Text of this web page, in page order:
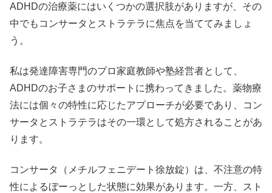
ADHDの治療薬にはいくつかの選択肢がありますが、その
中でもコンサータとストラテラに焦点を当ててみましょ
う。
私は発達障害専門のプロ家庭教師や塾経営者として、
ADHDのお子さまのサポートに携わってきました。薬物療
法には個々の特性に応じたアプローチが必要であり、コン
サータとストラテラはその一環として処方されることがあ
ります。
コンサータ（メチルフェニデート徐放錠）は、不注意の特
性によるぼーっとした状態に効果があります。一方、スト